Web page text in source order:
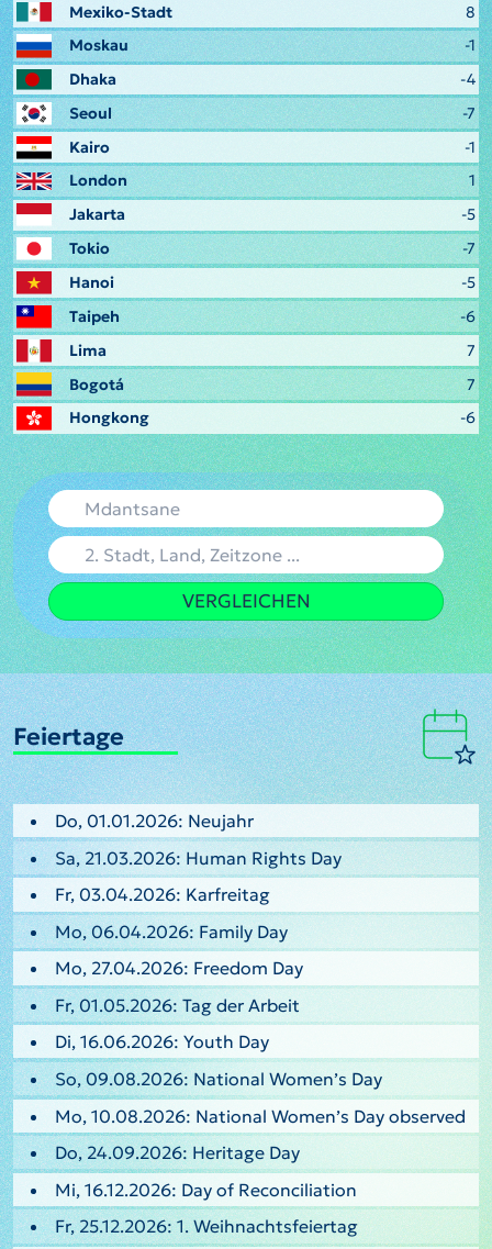
Mexiko-Stadt
8
Moskau
-1
Dhaka
-4
Seoul
-7
Kairo
-1
London
1
Jakarta
-5
Tokio
-7
Hanoi
-5
Taipeh
-6
Lima
7
Bogotá
7
Hongkong
-6
VERGLEICHEN
Feiertage
Do, 01.01.2026: Neujahr
Sa, 21.03.2026: Human Rights Day
Fr, 03.04.2026: Karfreitag
Mo, 06.04.2026: Family Day
Mo, 27.04.2026: Freedom Day
Fr, 01.05.2026: Tag der Arbeit
Di, 16.06.2026: Youth Day
So, 09.08.2026: National Women’s Day
Mo, 10.08.2026: National Women’s Day observed
Do, 24.09.2026: Heritage Day
Mi, 16.12.2026: Day of Reconciliation
Fr, 25.12.2026: 1. Weihnachtsfeiertag